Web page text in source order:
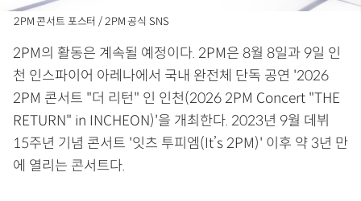
2PM 콘서트 포스터 / 2PM 공식 SNS
2PM의 활동은 계속될 예정이다. 2PM은 8월 8일과 9일 인
천 인스파이어 아레나에서 국내 완전체 단독 공연 '2026
2PM 콘서트 "더 리턴" 인 인천(2026 2PM Concert "THE
RETURN" in INCHEON)'을 개최한다. 2023년 9월 데뷔
15주년 기념 콘서트 '잇츠 투피엠(It’s 2PM)' 이후 약 3년 만
에 열리는 콘서트다.